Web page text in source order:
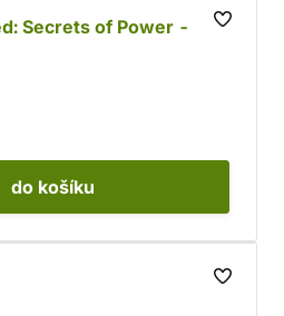
Secrets of Power -
do košíku